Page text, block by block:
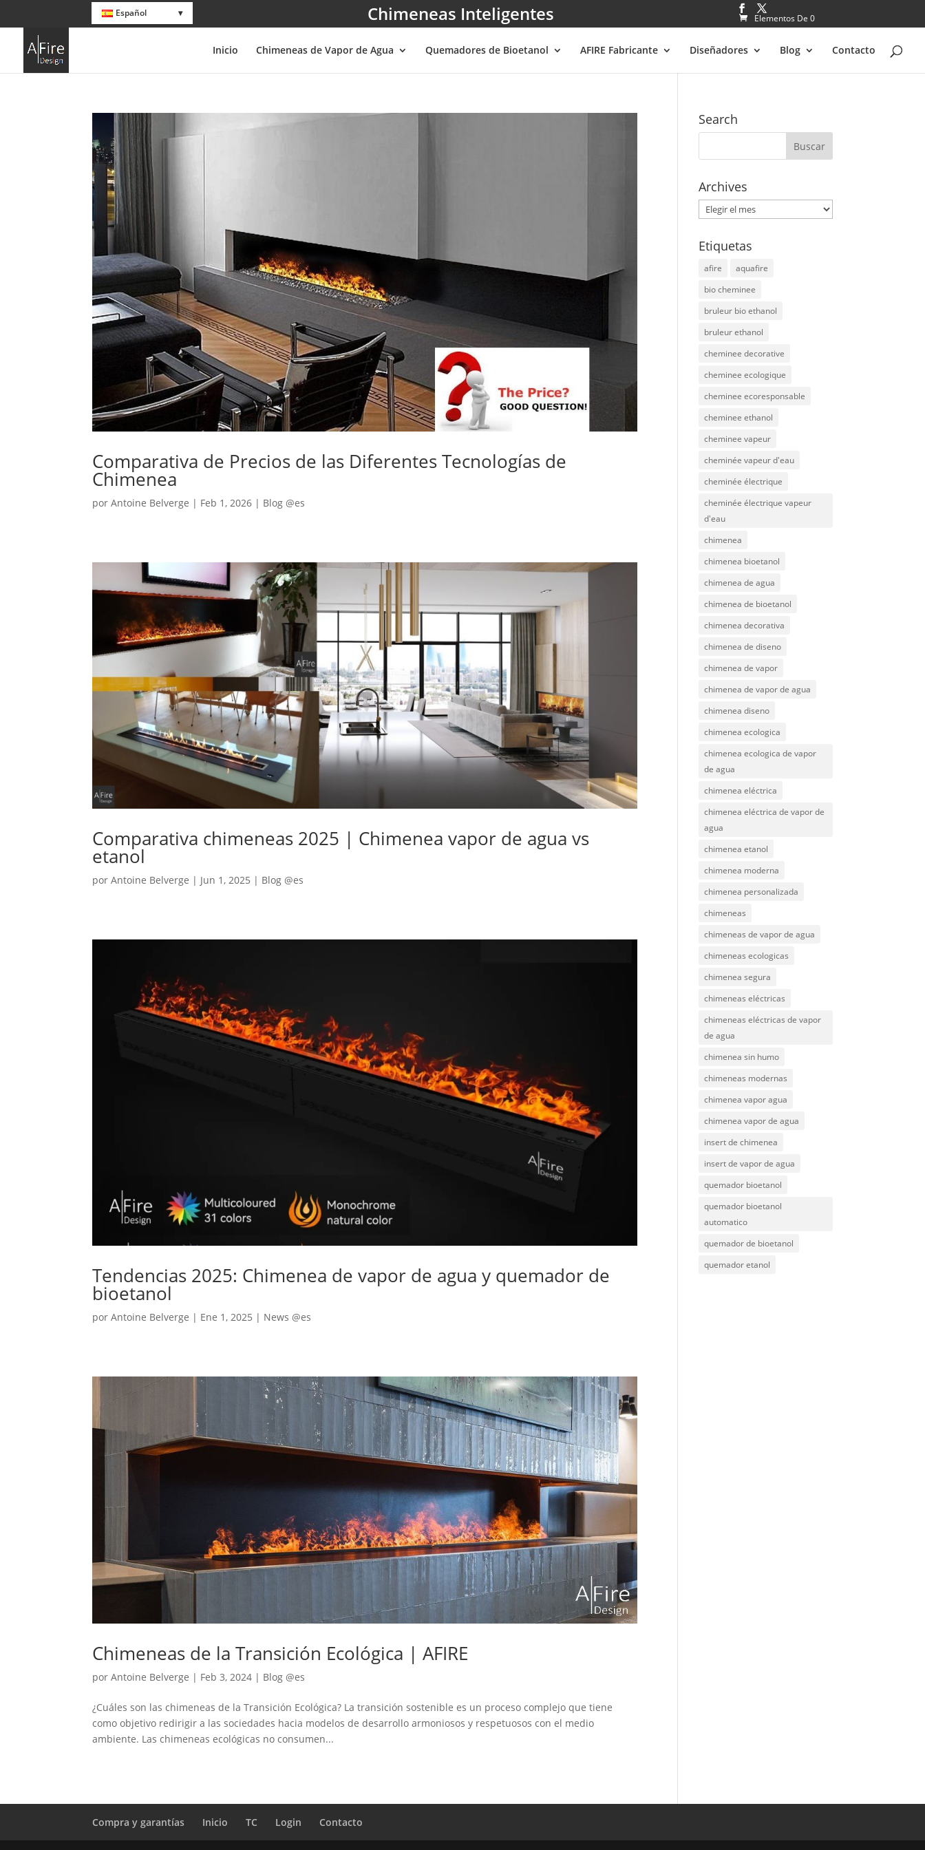
Español Chimeneas Inteligentes Elementos De 0
Inicio Chimeneas de Vapor de Agua Quemadores de Bioetanol AFIRE Fabricante Diseñadores Blog Contacto
Comparativa de Precios de las Diferentes Tecnologías de
Chimenea
porAntoine Belverge | Feb 1, 2026 | Blog @es
Comparativa chimeneas 2025 | Chimenea vapor de agua vs
etanol
porAntoine Belverge | Jun 1, 2025 | Blog @es
Tendencias 2025: Chimenea de vapor de agua y quemador de
bioetanol
porAntoine Belverge | Ene 1, 2025 | News @es
Chimeneas de la Transición Ecológica | AFIRE
porAntoine Belverge | Feb 3, 2024 | Blog @es
¿Cuáles son las chimeneas de la Transición Ecológica? La transición sostenible es un proceso complejo que tiene
como objetivo redirigir a las sociedades hacia modelos de desarrollo armoniosos y respetuosos con el medio
ambiente. Las chimeneas ecológicas no consumen...
Search
Archives
Archives
Etiquetas
afire
aquafire
bio cheminee
bruleur bio ethanol
bruleur ethanol
cheminee decorative
cheminee ecologique
cheminee ecoresponsable
cheminee ethanol
cheminee vapeur
cheminée vapeur d'eau
cheminée électrique
cheminée électrique vapeur
d'eau
chimenea
chimenea bioetanol
chimenea de agua
chimenea de bioetanol
chimenea decorativa
chimenea de diseno
chimenea de vapor
chimenea de vapor de agua
chimenea diseno
chimenea ecologica
chimenea ecologica de vapor
de agua
chimenea eléctrica
chimenea eléctrica de vapor de
agua
chimenea etanol
chimenea moderna
chimenea personalizada
chimeneas
chimeneas de vapor de agua
chimeneas ecologicas
chimenea segura
chimeneas eléctricas
chimeneas eléctricas de vapor
de agua
chimenea sin humo
chimeneas modernas
chimenea vapor agua
chimenea vapor de agua
insert de chimenea
insert de vapor de agua
quemador bioetanol
quemador bioetanol
automatico
quemador de bioetanol
quemador etanol
Compra y garantías Inicio TC Login Contacto